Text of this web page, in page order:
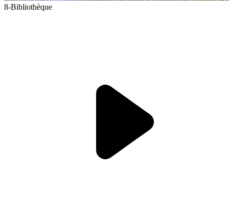
8-Bibliothèque